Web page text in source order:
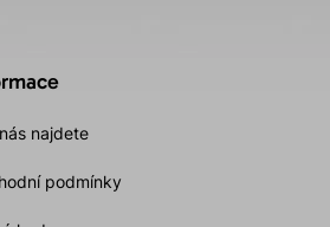
najdete
podmínky